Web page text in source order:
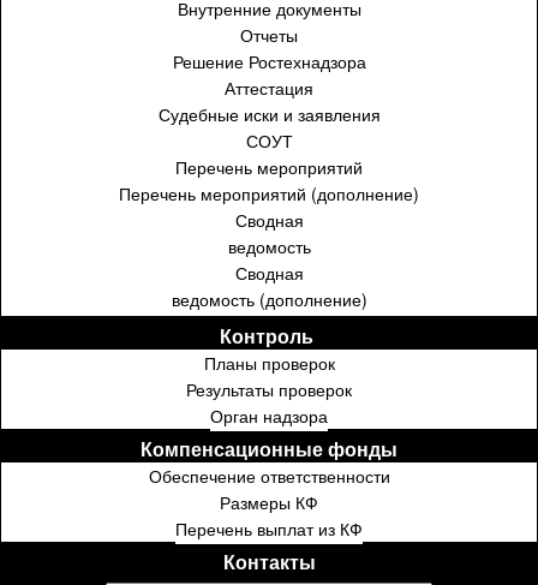
Внутренние документы
Отчеты
Решение Ростехнадзора
Аттестация
Судебные иски и заявления
СОУТ
Перечень мероприятий
Перечень мероприятий (дополнение)
Сводная
ведомость
Сводная
ведомость (дополнение)
Контроль ⁣⁣⁣⁣
Планы проверок
Результаты проверок
Орган надзора
Компенсационные фонды
Обеспечение ответственности
Размеры КФ
Перечень выплат из КФ
Контакты